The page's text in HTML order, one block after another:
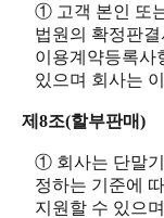
① 고객 본인 또
법원의 확정판
이용계약등록사
있으며 회사는
제8조(할부판매)
① 회사는 단말
정하는 기준에
지원할 수 있으